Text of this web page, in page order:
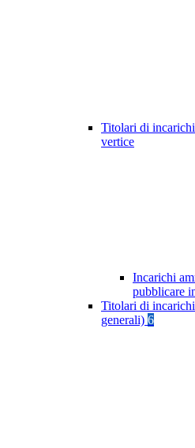
Titolari di
vertice
Incarichi
pubblicare
Titolari di
generali) 6